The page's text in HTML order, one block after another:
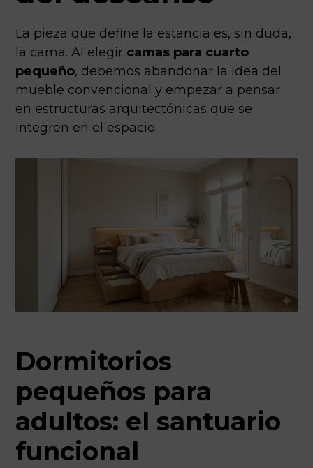
La pieza que define la estancia es, sin duda,
la cama. Al elegir camas para cuarto
pequeño, debemos abandonar la idea del
mueble convencional y empezar a pensar
en estructuras arquitectónicas que se
integren en el espacio.
Dormitorios
pequeños para
adultos: el santuario
funcional